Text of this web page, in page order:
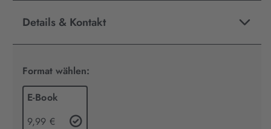
Details & Kontakt
Format wählen:
E-Book
9,99 €